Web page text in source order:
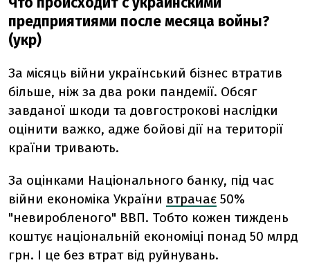
предприятиями после месяца войны?
(укр)
За місяць війни український бізнес втратив
більше, ніж за два роки пандемії. Обсяг
завданої шкоди та довгострокові наслідки
оцінити важко, адже бойові дії на території
країни тривають.
За оцінками Національного банку, під час
війни економіка України втрачає 50%
"невиробленого" ВВП. Тобто кожен тиждень
коштує національній економіці понад 50 млрд
грн. І це без втрат від руйнувань.